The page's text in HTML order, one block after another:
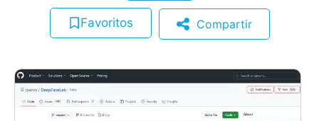
Favoritos Compartir